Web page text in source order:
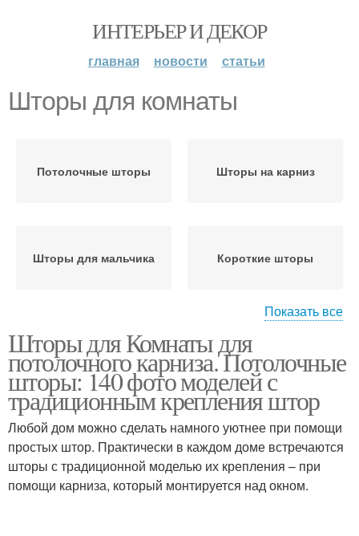
ИНТЕРЬЕР И ДЕКОР
главная новости статьи
Шторы для комнаты
Потолочные шторы Шторы на карниз
Шторы для мальчика Короткие шторы
Шторы в комнату
комнату
Показать все
Шторы для Комнаты для
потолочного карниза. Потолочные
шторы: 140 фото моделей с
традиционным крепления штор
Любой дом можно сделать намного уютнее при помощи
простых штор. Практически в каждом доме встречаются
шторы с традиционной моделью их крепления – при
помощи карниза, который монтируется над окном.